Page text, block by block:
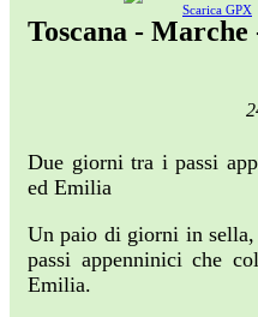
Scarica GPX
Toscana -
Due giorni tra i passi
ed Emilia
Un paio di giorni in
passi appenninici che
Emilia.